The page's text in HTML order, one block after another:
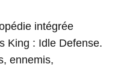
intégrée
King : Idle Defense.
ennemis,